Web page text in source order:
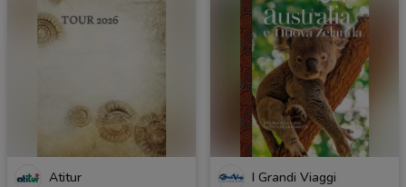
Atitur I Grandi Viaggi